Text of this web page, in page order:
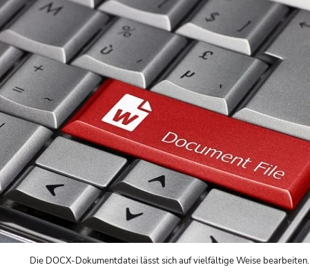
Die DOCX-Dokumentdatei lässt sich auf vielfältige Weise bearbeiten.